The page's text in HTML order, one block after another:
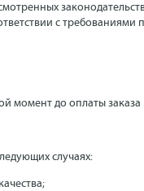
с
момент до оплаты заказа
случаях: